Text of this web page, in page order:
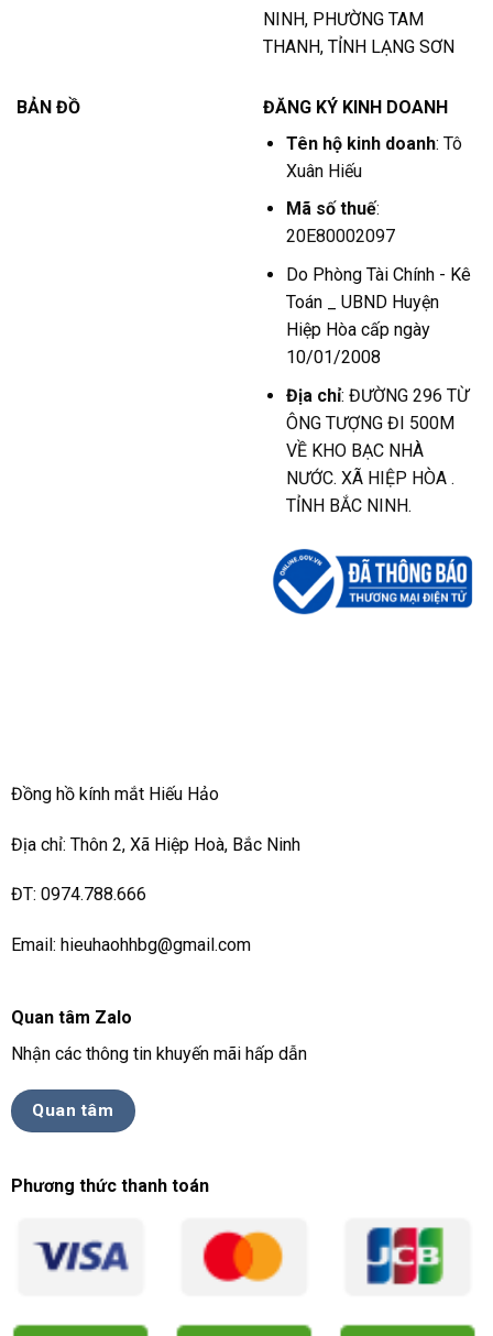
NINH, PHƯỜNG TAM
THANH, TỈNH LẠNG SƠN
BẢN ĐỒ
ĐĂNG KÝ KINH DOANH
Tên hộ kinh doanh: Tô
Xuân Hiếu
Mã số thuế:
20E80002097
Do Phòng Tài Chính - Kê
Toán _ UBND Huyện
Hiệp Hòa cấp ngày
10/01/2008
Địa chỉ: ĐƯỜNG 296 TỪ
ÔNG TƯỢNG ĐI 500M
VỀ KHO BẠC NHÀ
NƯỚC. XÃ HIỆP HÒA .
TỈNH BẮC NINH.
Đồng hồ kính mắt Hiếu Hảo
Địa chỉ: Thôn 2, Xã Hiệp Hoà, Bắc Ninh
ĐT: 0974.788.666
Email: hieuhaohhbg@gmail.com
Quan tâm Zalo
Nhận các thông tin khuyến mãi hấp dẫn
Quan tâm
Phương thức thanh toán